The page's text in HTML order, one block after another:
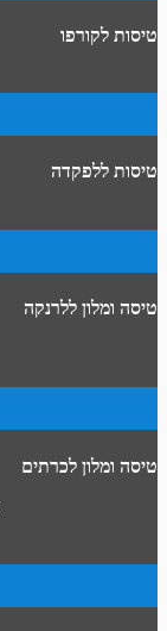
טיסות לקורפו
טיסות ללפקדה
טיסה ומלון ללרנקה
טיסה ומלון לכרתים